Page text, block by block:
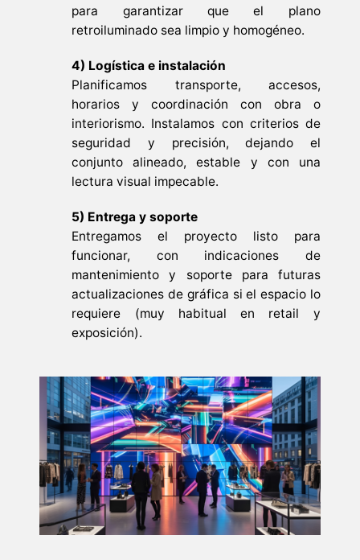
para garantizar que el plano
retroiluminado sea limpio y homogéneo.
4) Logística e instalación
Planificamos transporte, accesos,
horarios y coordinación con obra o
interiorismo. Instalamos con criterios de
seguridad y precisión, dejando el
conjunto alineado, estable y con una
lectura visual impecable.
5) Entrega y soporte
Entregamos el proyecto listo para
funcionar, con indicaciones de
mantenimiento y soporte para futuras
actualizaciones de gráfica si el espacio lo
requiere (muy habitual en retail y
exposición).